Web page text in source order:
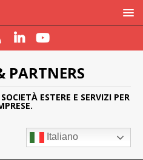
PARTNERS
ESTERE E SERVIZI PER
Italiano